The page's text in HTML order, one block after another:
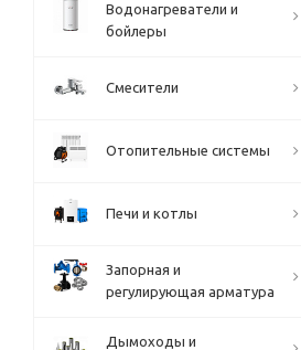
Водонагреватели и
бойлеры
Смесители
Отопительные системы
Печи и котлы
Запорная и
регулирующая арматура
Дымоходы и